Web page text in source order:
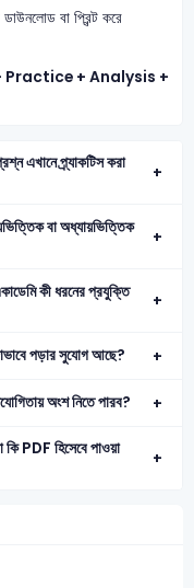
বা প্রিন্ট করে
Practice + Analysis +
এখানে প্র্যাকটিস করা
বা অধ্যায়ভিত্তিক
কী ধরনের প্রযুক্তি
পড়ার সুযোগ আছে?
অংশ নিতে পারব?
PDF হিসেবে পাওয়া